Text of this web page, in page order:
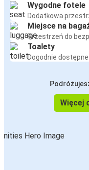
Wygodne fotele
Dodatkowa
Miejsce na
Przestrzeń do
Toalety
Dogodnie
Więcej